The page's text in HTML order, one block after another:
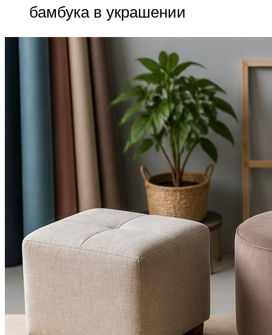
бамбука в украшении